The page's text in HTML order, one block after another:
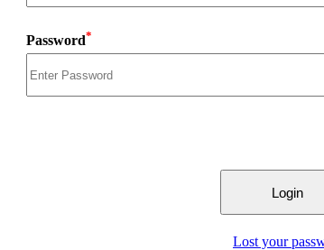
Password*
Lost your